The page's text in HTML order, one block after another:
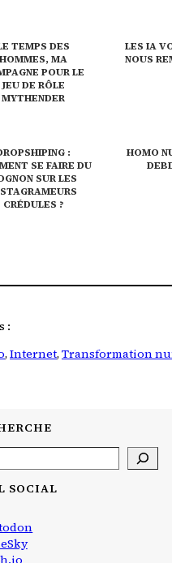
TEMPS DES
HOMMES, MA
POUR LE
JEU DE RÔLE
MYTHENDER
LES IA
NOUS
:
SE FAIRE DU
SUR LES
CRÉDULES ?
HOMO
:
, Internet, Transformation
SOCIAL